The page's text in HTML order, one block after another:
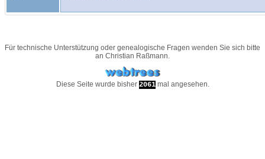
Für technische Unterstützung oder genealogische Fragen wenden Sie sich bitte
an Christian Raßmann.
Diese Seite wurde bisher 2061mal angesehen.